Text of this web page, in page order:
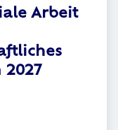
Arbeit
2027